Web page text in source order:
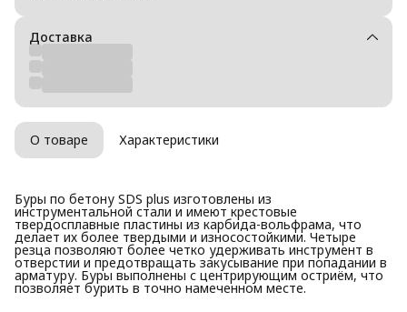
Доставка
О товаре Характеристики
Буры по бетону SDS plus изготовлены из
инструментальной стали и имеют крестовые
твердосплавные пластины из карбида-вольфрама, что
делает их более твердыми и износостойкими. Четыре
резца позволяют более четко удерживать инструмент в
отверстии и предотвращать закусывание при попадании в
арматуру. Буры выполнены с центрирующим остриём, что
позволяет бурить в точно намеченном месте.